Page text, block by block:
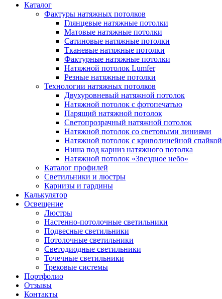
Каталог
Фактуры натяжных потолков
Глянцевые натяжные потолки
Матовые натяжные потолки
Сатиновые натяжные потолки
Тканевые натяжные потолки
Фактурные натяжные потолки
Натяжной потолок Lumfer
Резные натяжные потолки
Технологии натяжных потолков
Двухуровневый натяжной потолок
Натяжной потолок с фотопечатью
Парящий натяжной потолок
Светопрозрачный натяжной потолок
Натяжной потолок со световыми линиями
Натяжной потолок с криволинейной спайкой
Ниша под карниз натяжного потолка
Натяжной потолок «Звездное небо»
Каталог профилей
Светильники и люстры
Карнизы и гардины
Калькулятор
Освещение
Люстры
Настенно-потолочные светильники
Подвесные светильники
Потолочные светильники
Светодиодные светильники
Точечные светильники
Трековые системы
Портфолио
Отзывы
Контакты